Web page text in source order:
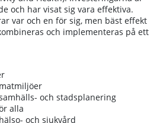
och har visat sig vara effektiva.
var och en för sig, men bäst effekt
och implementeras på ett
och stadsplanering
alla
och sjukvård